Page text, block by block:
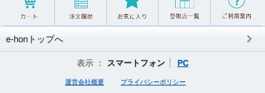
e-honトップへ
表示 ： スマートフォン PC
運営会社概要 プライバシーポリシー